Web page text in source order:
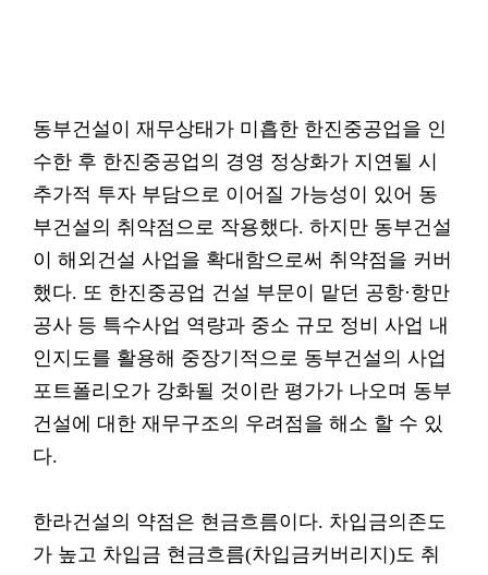
동부건설이 재무상태가 미흡한 한진중공업을 인
수한 후 한진중공업의 경영 정상화가 지연될 시
추가적 투자 부담으로 이어질 가능성이 있어 동
부건설의 취약점으로 작용했다. 하지만 동부건설
이 해외건설 사업을 확대함으로써 취약점을 커버
했다. 또 한진중공업 건설 부문이 맡던 공항·항만
공사 등 특수사업 역량과 중소 규모 정비 사업 내
인지도를 활용해 중장기적으로 동부건설의 사업
포트폴리오가 강화될 것이란 평가가 나오며 동부
건설에 대한 재무구조의 우려점을 해소 할 수 있
다.
한라건설의 약점은 현금흐름이다. 차입금의존도
가 높고 차입금 현금흐름(차입금커버리지)도 취